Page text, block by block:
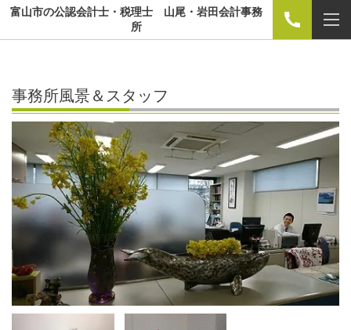
富山市の公認会計士・税理士 山尾・岩田会計事務
所
事務所風景＆スタッフ